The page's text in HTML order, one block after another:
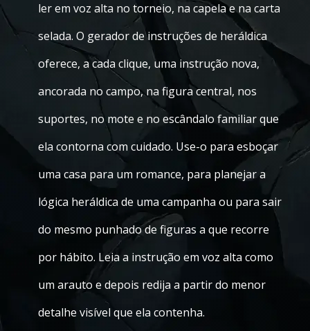
ler em voz alta no torneio, na capela e na carta
selada. O gerador de instruções de heráldica
oferece, a cada clique, uma instrução nova,
ancorada no campo, na figura central, nos
suportes, no mote e no escândalo familiar que
ela contorna com cuidado. Use-o para esboçar
uma casa para um romance, para planejar a
lógica heráldica de uma campanha ou para sair
do mesmo punhado de figuras a que recorre
por hábito. Leia a instrução em voz alta como
um arauto e depois redija a partir do menor
detalhe visível que ela contenha.